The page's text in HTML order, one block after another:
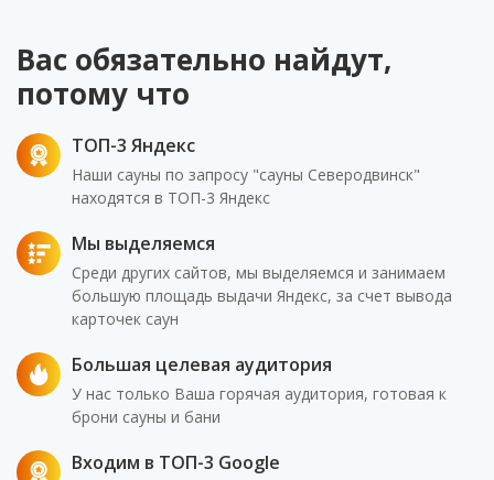
Вас обязательно найдут,
потому что
ТОП-3 Яндекс
Наши сауны по запросу "сауны Северодвинск"
находятся в ТОП-3 Яндекс
Мы выделяемся
Среди других сайтов, мы выделяемся и занимаем
большую площадь выдачи Яндекс, за счет вывода
карточек саун
Большая целевая аудитория
У нас только Ваша горячая аудитория, готовая к
брони сауны и бани
Входим в ТОП-3 Google